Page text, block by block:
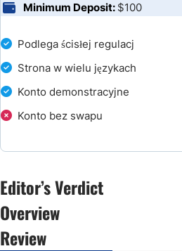
Podlega ścisłej regulacj
Strona w wielu językach
Konto demonstracyjne
Konto bez swapu
Minimum Deposit: $100
Editor’s Verdict
Overview
Review